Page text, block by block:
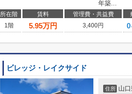
年築...
所在階 賃料 管理費・共益費
1階
5.95万円 3,400円 0
ビレッジ・レイクサイド
住所 山